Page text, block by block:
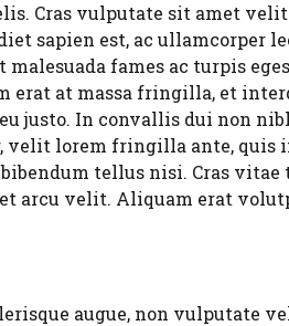
Cras vulputate sit amet
sapien est, ac
malesuada fames ac turpis
erat at massa fringilla, et
justo. In convallis dui non
velit lorem fringilla ante, quis
tellus nisi. Cras
arcu velit. Aliquam erat
augue, non vulputate